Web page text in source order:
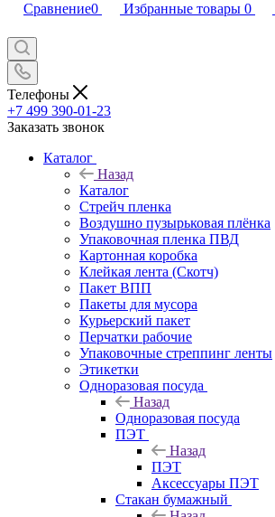
Сравнение0 Избранные товары 0
Телефоны
+7 499 390-01-23
Заказать звонок
Каталог
Назад
Каталог
Стрейч пленка
Воздушно пузырьковая плёнка
Упаковочная пленка ПВД
Картонная коробка
Клейкая лента (Скотч)
Пакет ВПП
Пакеты для мусора
Курьерский пакет
Перчатки рабочие
Упаковочные стреппинг ленты
Этикетки
Одноразовая посуда
Назад
Одноразовая посуда
ПЭТ
Назад
ПЭТ
Аксессуары ПЭТ
Стакан бумажный